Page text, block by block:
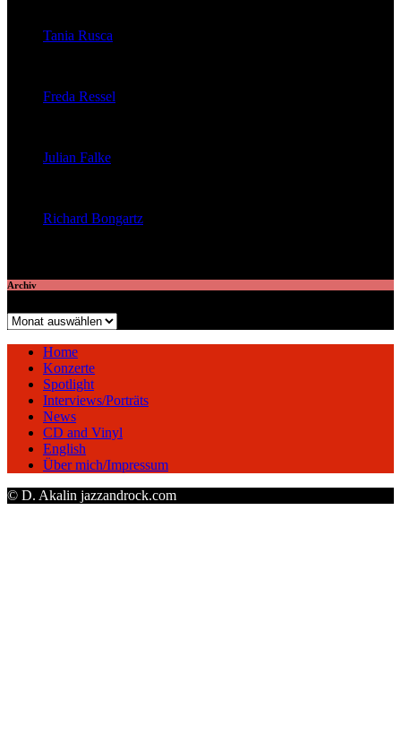
Tania Rusca
Freda Ressel
Julian Falke
Richard Bongartz
Archiv
Archiv
Home
Konzerte
Spotlight
Interviews/Porträts
News
CD and Vinyl
English
Über mich/Impressum
© D. Akalin jazzandrock.com